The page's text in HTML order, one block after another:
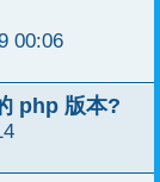
00:06
php 版本?